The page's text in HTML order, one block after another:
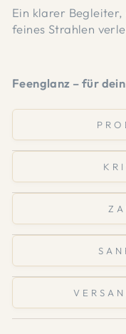
Ein klarer Begleiter,
feines Strahlen
Feenglanz – für